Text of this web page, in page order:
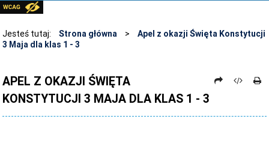
PLIKI DO POBRANIA
LINKI
ARCHIWUM STRONY
STOSOWANIE TECHNOLOGII TIK - TABLICA INTERAKTYWNA
DANE OSOBOWE
Jesteś tutaj: Strona główna >
Apel z okazji Święta Konstytucji
3 Maja dla klas 1 - 3
APEL Z OKAZJI ŚWIĘTA
KONSTYTUCJI 3 MAJA DLA KLAS 1 - 3